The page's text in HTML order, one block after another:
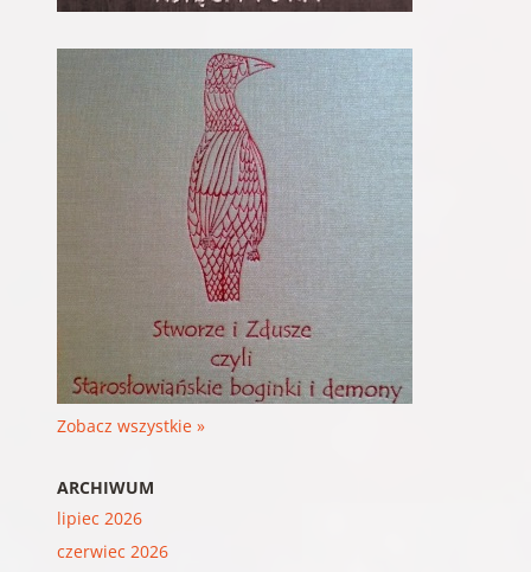
Zobacz wszystkie »
ARCHIWUM
lipiec 2026
czerwiec 2026